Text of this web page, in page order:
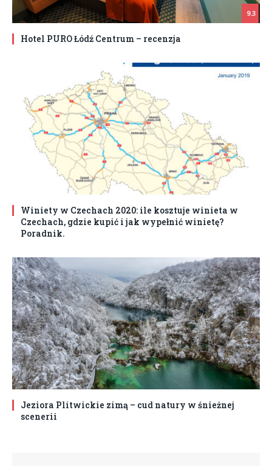
9.3
Hotel PURO Łódź Centrum – recenzja
Winiety w Czechach 2020: ile kosztuje winieta w
Czechach, gdzie kupić i jak wypełnić winietę?
Poradnik.
Jeziora Plitwickie zimą – cud natury w śnieżnej
scenerii